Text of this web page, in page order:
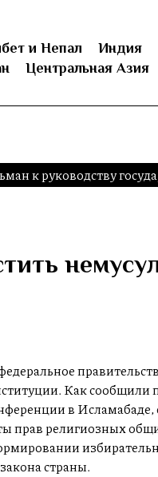
и Непал Индия
Центральная Азия
к руководству
Как сообщили
в Исламабаде,
прав религиозных
страны.